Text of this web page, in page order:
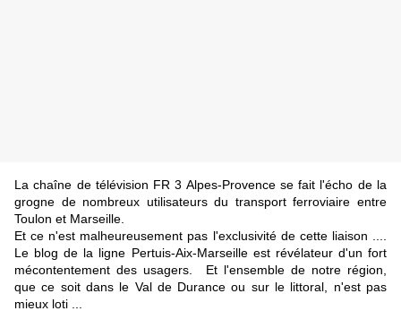
La chaîne de télévision FR 3 Alpes-Provence se fait l'écho de la
grogne de nombreux utilisateurs du transport ferroviaire entre
Toulon et Marseille.
Et ce n'est malheureusement pas l'exclusivité de cette liaison ....
Le blog de la ligne Pertuis-Aix-Marseille est révélateur d'un fort
mécontentement des usagers. Et l'ensemble de notre région,
que ce soit dans le Val de Durance ou sur le littoral, n'est pas
mieux loti ...